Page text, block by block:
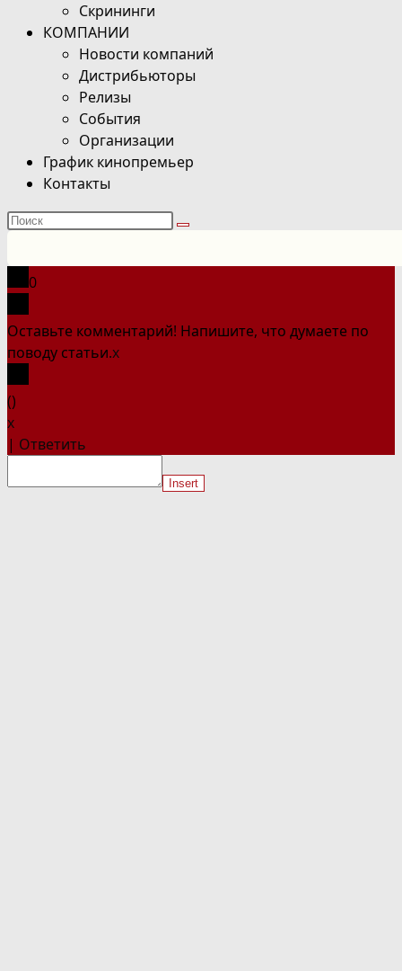
Скрининги
КОМПАНИИ
Новости компаний
Дистрибьюторы
Релизы
События
Организации
График кинопремьер
Контакты
Поиск
сайте
0
Оставьте комментарий! Напишите, что думаете по
поводу статьи.x
()
x
| Ответить
Insert